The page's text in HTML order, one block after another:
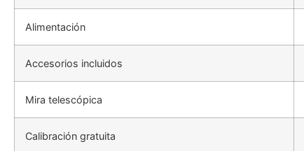
Alimentación
Accesorios incluidos
Mira telescópica
Calibración gratuita